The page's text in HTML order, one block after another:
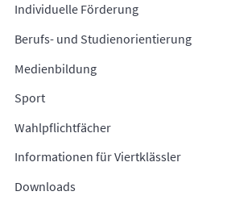
Individuelle Förderung
Berufs- und Studienorientierung
Medienbildung
Sport
Wahlpflichtfächer
Informationen für Viertklässler
Downloads